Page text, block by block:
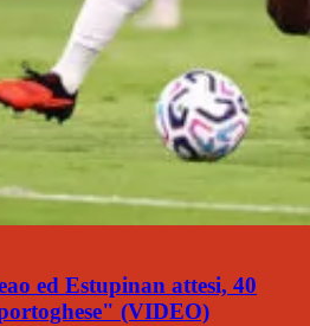
ed Estupinan attesi, 40
(VIDEO)